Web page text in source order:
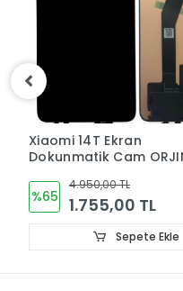
Xiaomi 14 Ultra Ekran
Dokunmatik Cam OLED
%25
3.555,00 TL
2.655,00 TL
Sepete Ekle